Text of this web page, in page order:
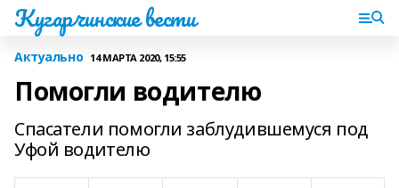
Кугарчинские вести
Актуально 14 МАРТА 2020, 15:55
Помогли водителю
Спасатели помогли заблудившемуся под
Уфой водителю